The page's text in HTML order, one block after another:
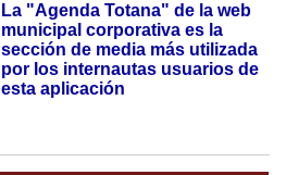
La "Agenda Totana" de la web
municipal corporativa es la
sección de media más utilizada
por los internautas usuarios de
esta aplicación